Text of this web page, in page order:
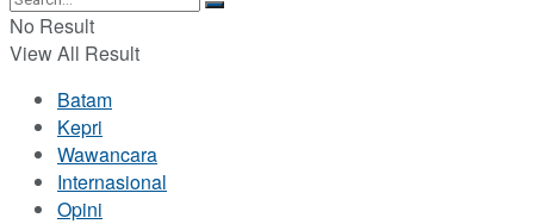
No Result
View All Result
Batam
Kepri
Wawancara
Internasional
Opini